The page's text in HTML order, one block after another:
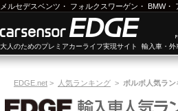
メルセデスベンツ ・ フォルクスワーゲン ・ BMW・
大人のためのプレミアカーライフ実現サイト 輸入車・外
EDGE.net > 人気ランキング > ボルボ人気ラン